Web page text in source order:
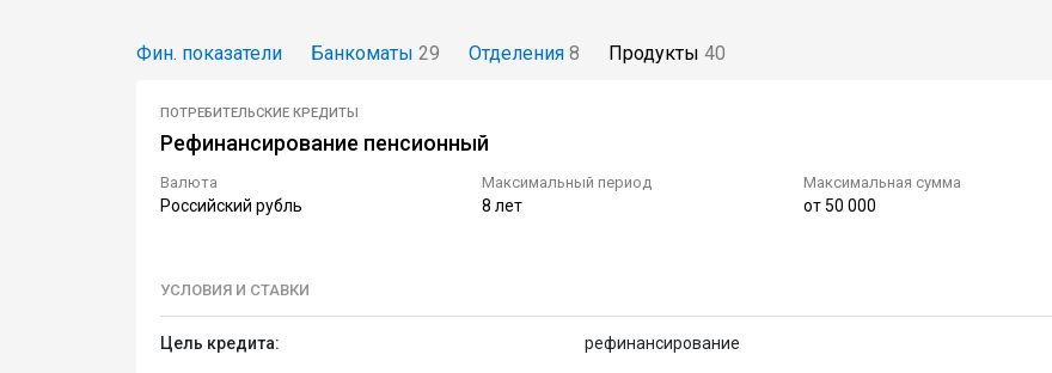
Фин. показатели Банкоматы 29 Отделения 8 Продукты 40
ПОТРЕБИТЕЛЬСКИЕ КРЕДИТЫ
Рефинансирование пенсионный
Валюта
Российский рубль
Максимальный период
8 лет
Максимальная сумма
от 50 000
УСЛОВИЯ И СТАВКИ
Цель кредита: рефинансирование